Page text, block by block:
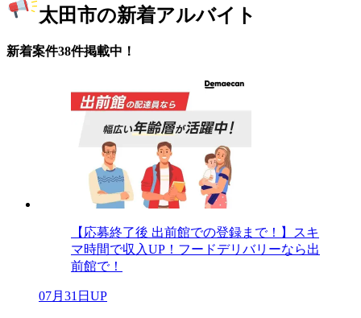
太田市の新着アルバイト
新着案件38件掲載中！
【応募終了後 出前館での登録まで！】スキ
マ時間で収入UP！フードデリバリーなら出
前館で！
07月31日UP